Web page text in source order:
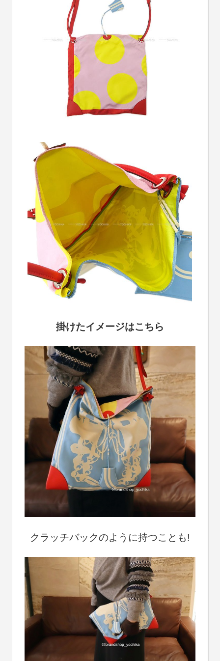
掛けたイメージはこちら
クラッチバックのように持つことも!